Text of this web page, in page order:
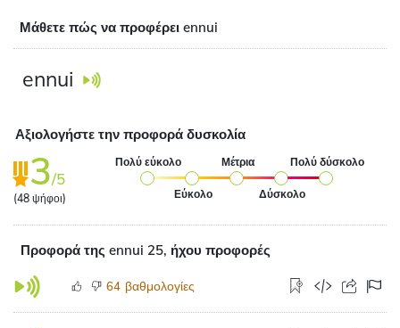
Μάθετε πώς να προφέρει ennui
ennui
Αξιολογήστε την προφορά δυσκολία
3/5
(48 ψήφοι)
Πολύ εύκολο
Εύκολο
Μέτρια
Δύσκολο
Πολύ δύσκολο
Προφορά της ennui 25, ήχου προφορές
64 βαθμολογίες